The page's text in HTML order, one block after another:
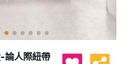
-論人際紐帶